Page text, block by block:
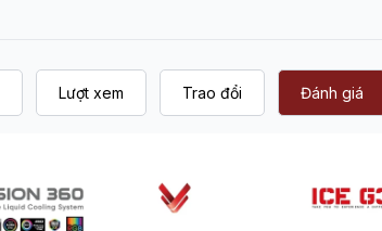
Lượt xem Trao đổi Đánh giá